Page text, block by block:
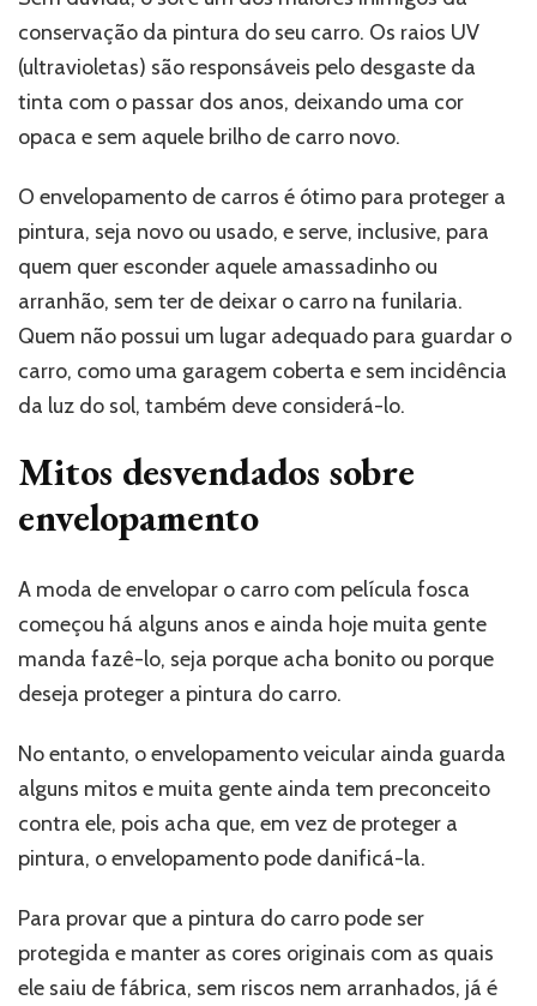
conservação da pintura do seu carro. Os raios UV
(ultravioletas) são responsáveis pelo desgaste da
tinta com o passar dos anos, deixando uma cor
opaca e sem aquele brilho de carro novo.
O envelopamento de carros é ótimo para proteger a
pintura, seja novo ou usado, e serve, inclusive, para
quem quer esconder aquele amassadinho ou
arranhão, sem ter de deixar o carro na funilaria.
Quem não possui um lugar adequado para guardar o
carro, como uma garagem coberta e sem incidência
da luz do sol, também deve considerá-lo.
Mitos desvendados sobre
envelopamento
A moda de envelopar o carro com película fosca
começou há alguns anos e ainda hoje muita gente
manda fazê-lo, seja porque acha bonito ou porque
deseja proteger a pintura do carro.
No entanto, o envelopamento veicular ainda guarda
alguns mitos e muita gente ainda tem preconceito
contra ele, pois acha que, em vez de proteger a
pintura, o envelopamento pode danificá-la.
Para provar que a pintura do carro pode ser
protegida e manter as cores originais com as quais
ele saiu de fábrica, sem riscos nem arranhados, já é